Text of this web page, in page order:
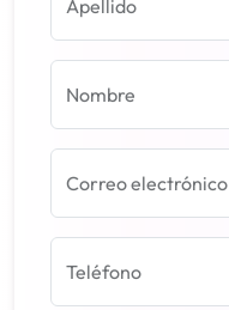
Apellido
Nombre
Correo electrónico
Teléfono